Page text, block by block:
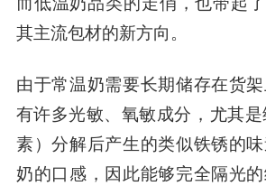
其主流包材的新方向。
由于常温奶需要长期储存在货
有许多光敏、氧敏成分，尤其
素）分解后产生的类似铁锈的
奶的口感，因此能够完全隔光